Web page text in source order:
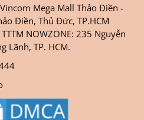
Mega Mall Thảo Điền -
Điền, Thủ Đức, TP.HCM
NOWZONE: 235 Nguyễn
Lãnh, TP. HCM.